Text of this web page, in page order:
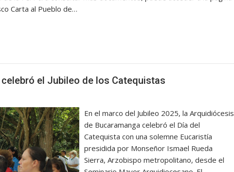
Carta al Pueblo de…
el Jubileo de los Catequistas
En el marco del Jubileo 2025, la Arquidiócesis
de Bucaramanga celebró el Día del
Catequista con una solemne Eucaristía
presidida por Monseñor Ismael Rueda
Sierra, Arzobispo metropolitano, desde el